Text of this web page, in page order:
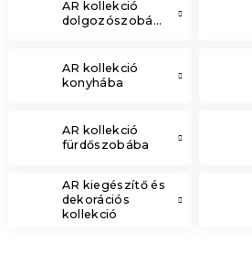
AR kollekció
dolgozószobába
AR kollekció
konyhába
AR kollekció
fürdőszobába
AR kiegészítő és
dekorációs
kollekció